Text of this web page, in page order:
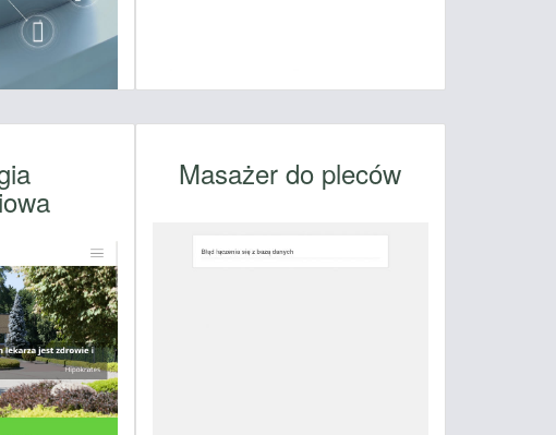
Masażer do pleców